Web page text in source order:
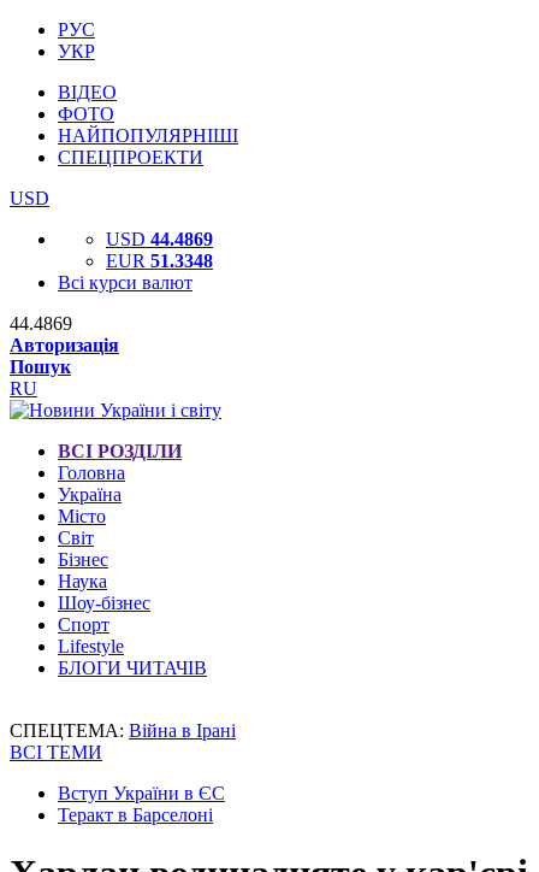
РУС
УКР
ВІДЕО
ФОТО
НАЙПОПУЛЯРНІШІ
СПЕЦПРОЕКТИ
USD
USD 44.4869
EUR 51.3348
Всі курси валют
44.4869
Авторизація
Пошук
RU
ВСІ РОЗДІЛИ
Головна
Україна
Місто
Світ
Бізнес
Наука
Шоу-бізнес
Спорт
Lifestyle
БЛОГИ ЧИТАЧІВ
СПЕЦТЕМА: Війна в Ірані
ВСІ ТЕМИ
Вступ України в ЄС
Теракт в Барселоні